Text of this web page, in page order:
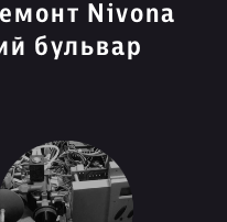
Nivona
бульвар